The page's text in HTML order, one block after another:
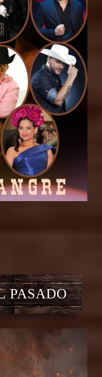
PASADO